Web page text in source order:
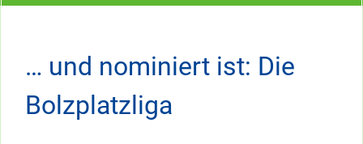
… und nominiert ist: Die
Bolzplatzliga